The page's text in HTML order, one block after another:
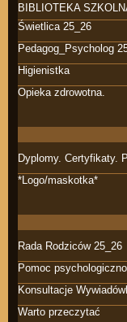
BIBLIOTEKA
Świetlica 25_26
Pedagog_Psycholog
Higienistka
Opieka zdrowotna.
Dyplomy. Certyfikaty.
*Logo/maskotka*
Rada Rodziców 25_26
Pomoc
Konsultacje
Warto przeczytać